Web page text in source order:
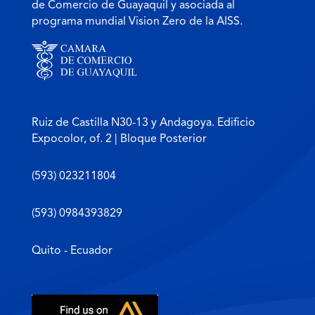
de Comercio de Guayaquil y asociada al
programa mundial Vision Zero de la AISS.
Ruiz de Castilla N30-13 y Andagoya. Edificio
Expocolor, of. 2 | Bloque Posterior
(593) 023211804
(593) 0984393829
Quito - Ecuador